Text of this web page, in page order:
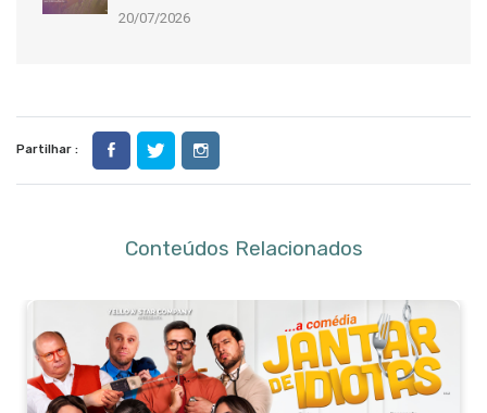
20/07/2026
Partilhar :
Conteúdos Relacionados